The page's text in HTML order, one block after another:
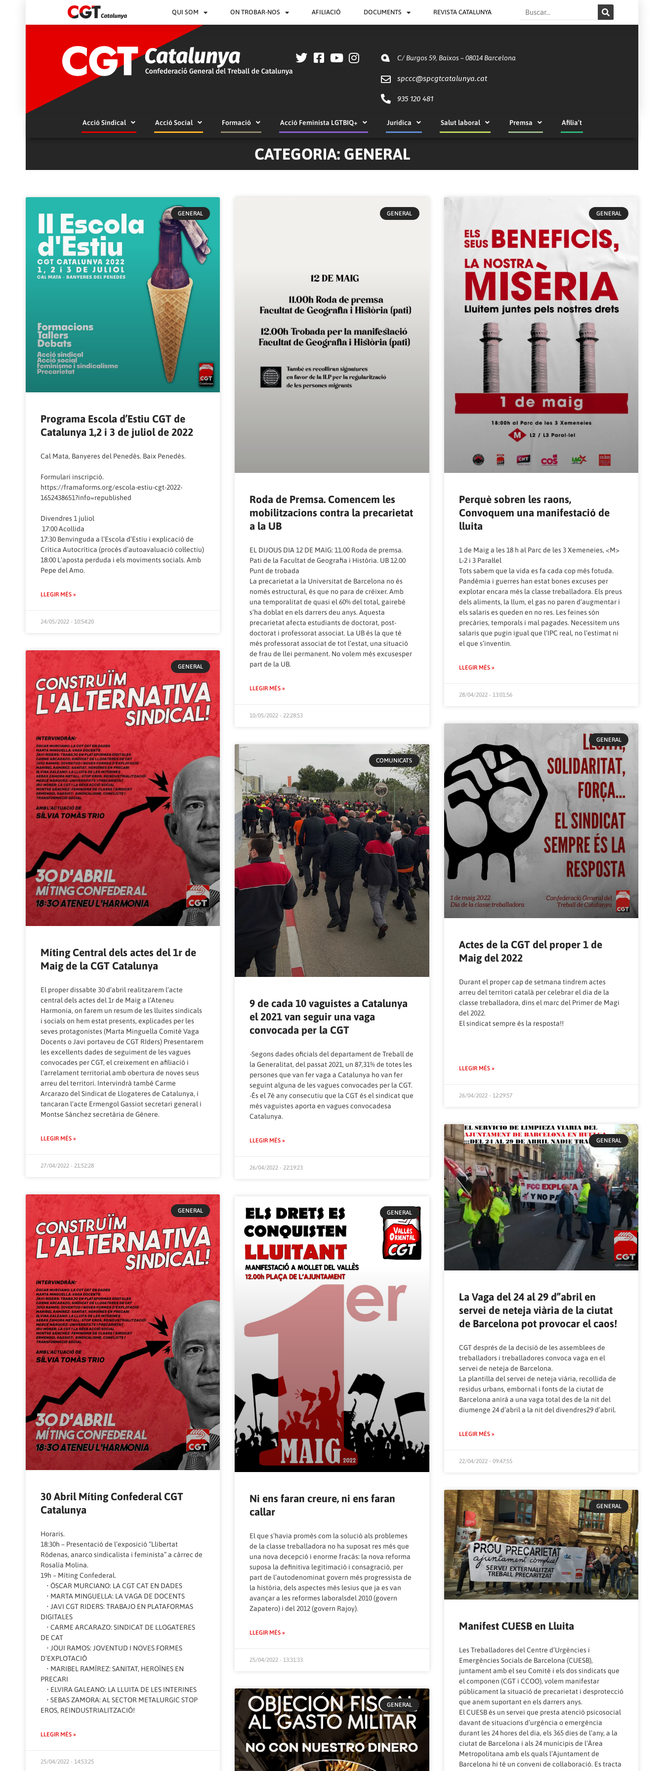
QUI SOM ON TROBAR-NOS AFILIACIÓ DOCUMENTS REVISTA CATALUNYA Search
C/ Burgos 59, Baixos – 08014 Barcelona
spccc@spcgtcatalunya.cat
935 120 481
Acció Sindical Acció Social Formació Acció Feminista LGTBIQ+ Jurídica Salut laboral Premsa Afilia’t
CATEGORIA: GENERAL
GENERAL
Programa Escola d’Estiu CGT de
Catalunya 1,2 i 3 de juliol de 2022
Cal Mata, Banyeres del Penedès. Baix Penedès.
Formulari inscripció.
https://framaforms.org/escola-estiu-cgt-2022-
1652438651?info=republished
Divendres 1 juliol
17:00 Acollida
17:30 Benvinguda a l’Escola d’Estiu i explicació de
Crítica Autocrítica (procés d’autoavaluació col·lectiu)
18:00 L’aposta perduda i els moviments socials. Amb
Pepe del Amo.
LLEGIR MÉS »
24/05/2022 - 10:54:20
GENERAL
Roda de Premsa. Comencem les
mobilitzacions contra la precarietat
a la UB
EL DIJOUS DIA 12 DE MAIG: 11.00 Roda de premsa.
Pati de la Facultat de Geografia i Història. UB 12.00
Punt de trobada
La precarietat a la Universitat de Barcelona no és
només estructural, és que no para de créixer. Amb
una temporalitat de quasi el 60% del total, gairebé
s’ha doblat en els darrers deu anys. Aquesta
precarietat afecta estudiants de doctorat, post-
doctorat i professorat associat. La UB és la que té
més professorat associat de tot l’estat, una situació
de frau de llei permanent. No volem més excusesper
part de la UB.
LLEGIR MÉS »
10/05/2022 - 22:28:53
GENERAL
Perquè sobren les raons,
Convoquem una manifestació de
lluita
1 de Maig a les 18 h al Parc de les 3 Xemeneies, <M>
L-2 i 3 Paral·lel
Tots sabem que la vida es fa cada cop més fotuda.
Pandèmia i guerres han estat bones excuses per
explotar encara més la classe treballadora. Els preus
dels aliments, la llum, el gas no paren d’augmentar i
els salaris es queden en no res. Les feines són
precàries, temporals i mal pagades. Necessitem uns
salaris que pugin igual que l’IPC real, no l’estimat ni
el que s’inventin.
LLEGIR MÉS »
28/04/2022 - 13:01:56
GENERAL
Míting Central dels actes del 1r de
Maig de la CGT Catalunya
El proper dissabte 30 d’abril realitzarem l’acte
central dels actes del 1r de Maig a l’Ateneu
Harmonia, on farem un resum de les lluites sindicals
i socials on hem estat presents, explicades per les
seves protagonistes (Marta Minguella Comitè Vaga
Docents o Javi portaveu de CGT RIders) Presentarem
les excel·lents dades de seguiment de les vagues
convocades per CGT, el creixement en afiliació i
l’arrelament territorial amb obertura de noves seus
arreu del territori. Intervindrà també Carme
Arcarazo del Sindicat de Llogateres de Catalunya, i
tancaran l’acte Ermengol Gassiot secretari general i
Montse Sánchez secretària de Gènere.
LLEGIR MÉS »
27/04/2022 - 21:52:28
COMUNICATS
9 de cada 10 vaguistes a Catalunya
el 2021 van seguir una vaga
convocada per la CGT
-Segons dades oficials del departament de Treball de
la Generalitat, del passat 2021, un 87,31% de totes les
persones que van fer vaga a Catalunya ho van fer
seguint alguna de les vagues convocades per la CGT.
-És el 7è any consecutiu que la CGT és el sindicat que
més vaguistes aporta en vagues convocadesa
Catalunya.
LLEGIR MÉS »
26/04/2022 - 22:19:23
GENERAL
Actes de la CGT del proper 1 de
Maig del 2022
Durant el proper cap de setmana tindrem actes
arreu del territori català per celebrar el dia de la
classe treballadora, dins el marc del Primer de Magi
del 2022.
El sindicat sempre és la resposta!!
LLEGIR MÉS »
26/04/2022 - 12:29:57
GENERAL
30 Abril Míting Confederal CGT
Catalunya
Horaris.
18:30h – Presentació de l’exposició “Llibertat
Ròdenas, anarco sindicalista i feminista” a càrrec de
Rosalía Molina.
19h – Míting Confederal.
• ÒSCAR MURCIANO: LA CGT CAT EN DADES
• MARTA MINGUELLA: LA VAGA DE DOCENTS
• JAVI CGT RIDERS: TRABAJO EN PLATAFORMAS
DIGITALES
• CARME ARCARAZO: SINDICAT DE LLOGATERES
DE CAT
• JOUI RAMOS: JOVENTUD I NOVES FORMES
D’EXPLOTACIÓ
• MARIBEL RAMÍREZ: SANITAT, HEROÏNES EN
PRECARI
• ELVIRA GALEANO: LA LLUITA DE LES INTERINES
• SEBAS ZAMORA: AL SECTOR METALURGIC STOP
EROS, REINDUSTRIALITZACIÓ!
LLEGIR MÉS »
25/04/2022 - 14:53:25
GENERAL
Ni ens faran creure, ni ens faran
callar
El que s’havia promès com la solució als problemes
de la classe treballadora no ha suposat res més que
una nova decepció i enorme fracàs: la nova reforma
suposa la definitiva legitimació i consagració, per
part de l’autodenominat govern més progressista de
la història, dels aspectes més lesius que ja es van
avançar a les reformes laboralsdel 2010 (govern
Zapatero) i del 2012 (govern Rajoy).
LLEGIR MÉS »
25/04/2022 - 13:31:33
GENERAL
La Vaga del 24 al 29 d”abril en
servei de neteja viària de la ciutat
de Barcelona pot provocar el caos!
CGT després de la decisió de les assemblees de
treballadors i treballadores convoca vaga en el
servei de neteja de Barcelona.
La plantilla del servei de neteja viària, recollida de
residus urbans, embornal i fonts de la ciutat de
Barcelona anirà a una vaga total des de la nit del
diumenge 24 d’abril a la nit del divendres29 d’abril.
LLEGIR MÉS »
22/04/2022 - 09:47:55
GENERAL
GENERAL
Manifest CUESB en Lluita
Les Treballadores del Centre d’Urgències i
Emergències Socials de Barcelona (CUESB),
juntament amb el seu Comitè i els dos sindicats que
el componen (CGT i CCOO), volem manifestar
públicament la situació de precarietat i desprotecció
que anem suportant en els darrers anys.
El CUESB és un servei que presta atenció psicosocial
davant de situacions d’urgència o emergència
durant les 24 hores del dia, els 365 dies de l’any, a la
ciutat de Barcelona i als 24 municipis de l’Àrea
Metropolitana amb els quals l’Ajuntament de
Barcelona hi té un conveni de col·laboració. Es tracta